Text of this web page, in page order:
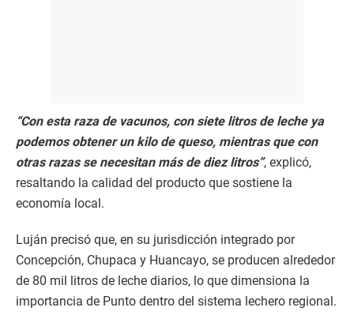
“Con esta raza de vacunos, con siete litros de leche ya
podemos obtener un kilo de queso, mientras que con
otras razas se necesitan más de diez litros”, explicó,
resaltando la calidad del producto que sostiene la
economía local.
Luján precisó que, en su jurisdicción integrado por
Concepción, Chupaca y Huancayo, se producen alrededor
de 80 mil litros de leche diarios, lo que dimensiona la
importancia de Punto dentro del sistema lechero regional.